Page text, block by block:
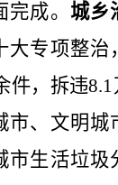
成。 城乡
大专项整治
件，拆违8.1
市、文明城
生活垃圾